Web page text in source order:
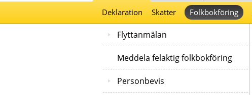
Deklaration
Skatter Folkbokföring
Flyttanmälan
Meddela felaktig folkbokföring
Personbevis